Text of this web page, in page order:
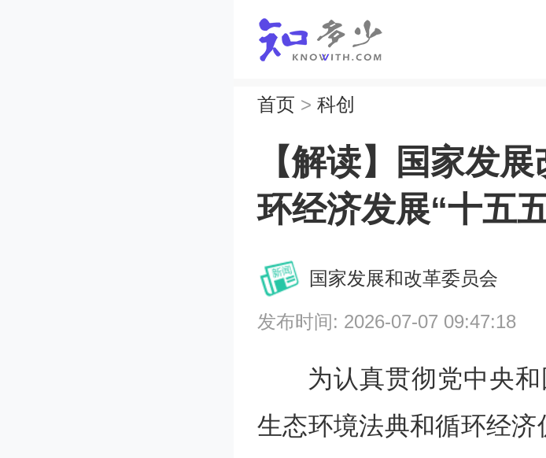
首页 > 科创
【解读】国家发
环经济发展“十五
国家发展和改革委员会
发布时间: 2026-07-07 09:47:18
为认真贯彻党中央
生态环境法典和循环经